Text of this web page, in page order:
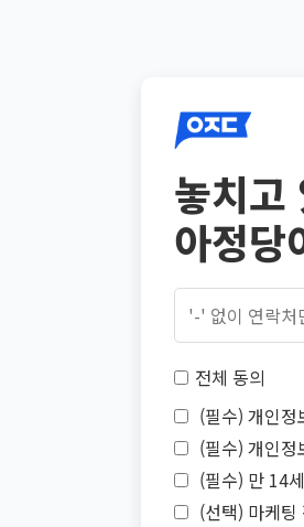
놓치고
아정당
전체 동의
(필수) 개인
(필수) 개인
(필수) 만 14
(선택) 마케